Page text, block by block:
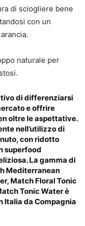
di sciogliere bene
con un
naturale per
di differenziarsi
e offrire
oltre le aspettative.
nell’utilizzo di
con ridotto
superfood
La gamma di
Mediterranean
Match Floral Tonic
Tonic Water è
Italia da Compagnia